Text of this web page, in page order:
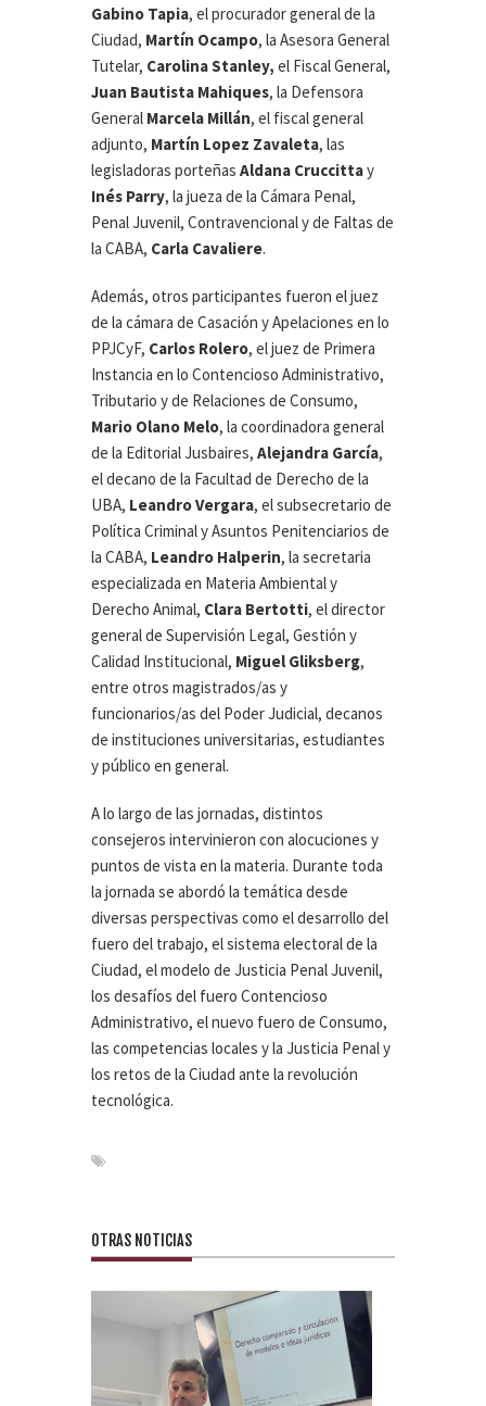
Gabino Tapia, el procurador general de la
Ciudad, Martín Ocampo, la Asesora General
Tutelar, Carolina Stanley, el Fiscal General,
Juan Bautista Mahiques, la Defensora
General Marcela Millán, el fiscal general
adjunto, Martín Lopez Zavaleta, las
legisladoras porteñas Aldana Cruccittay
Inés Parry, la jueza de la Cámara Penal,
Penal Juvenil, Contravencional y de Faltas de
la CABA, Carla Cavaliere.
Además, otros participantes fueron el juez
de la cámara de Casación y Apelaciones en lo
PPJCyF, Carlos Rolero, el juez de Primera
Instancia en lo Contencioso Administrativo,
Tributario y de Relaciones de Consumo,
Mario Olano Melo, la coordinadora general
de la Editorial Jusbaires, Alejandra García,
el decano de la Facultad de Derecho de la
UBA, LeandroVergara, el subsecretario de
Política Criminal y Asuntos Penitenciarios de
la CABA, Leandro Halperin, la secretaria
especializada en Materia Ambiental y
Derecho Animal, Clara Bertotti, el director
general de Supervisión Legal, Gestión y
Calidad Institucional, Miguel Gliksberg,
entre otros magistrados/as y
funcionarios/as del Poder Judicial, decanos
de instituciones universitarias, estudiantes
y público en general.
A lo largo de las jornadas, distintos
consejeros intervinieron con alocuciones y
puntos de vista en la materia. Durante toda
la jornada se abordó la temática desde
diversas perspectivas como el desarrollo del
fuero del trabajo, el sistema electoral de la
Ciudad, el modelo de Justicia Penal Juvenil,
los desafíos del fuero Contencioso
Administrativo, el nuevo fuero de Consumo,
las competencias locales y la Justicia Penal y
los retos de la Ciudad ante la revolución
tecnológica.
OTRAS NOTICIAS